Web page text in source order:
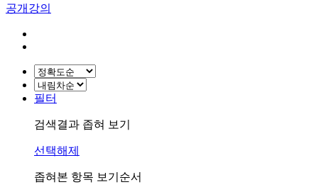
공개강의
필터
검색결과 좁혀 보기
선택해제
좁혀본 항목 보기순서